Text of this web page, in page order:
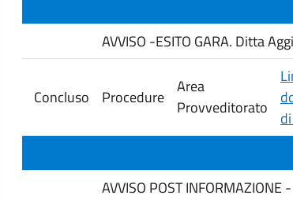
AVVISO -ESITO GARA. Ditta
Concluso Procedure
Area
Provveditorato
AVVISO POST INFORMAZIONE